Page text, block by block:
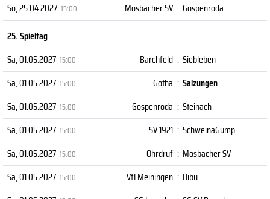
So, 25.04.2027 15:00 Mosbacher SV : Gospenroda
25. Spieltag
Sa, 01.05.2027 15:00 Barchfeld : Siebleben
Sa, 01.05.2027 15:00 Gotha : Salzungen
Sa, 01.05.2027 15:00 Gospenroda : Steinach
Sa, 01.05.2027 15:00 SV 1921 : SchweinaGump
Sa, 01.05.2027 15:00 Ohrdruf : Mosbacher SV
Sa, 01.05.2027 15:00 VfLMeiningen : Hibu